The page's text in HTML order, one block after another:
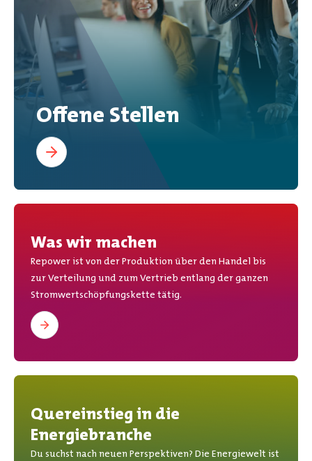
Offene Stellen
Was wir machen
Repower ist von der Produktion über den Handel bis
zur Verteilung und zum Vertrieb entlang der ganzen
Stromwertschöpfungskette tätig.
Quereinstieg in die
Energiebranche
Du suchst nach neuen Perspektiven? Die Energiewelt ist